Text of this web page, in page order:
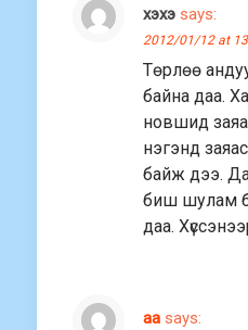
хэхэ says:
2012/01/12 at
Төрлөө
байна даа.
новшид
нэгэнд
байж дээ.
биш шулам
даа.
aa says: